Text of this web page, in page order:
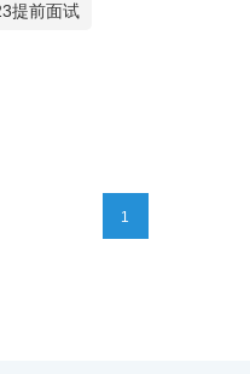
提前面试
1